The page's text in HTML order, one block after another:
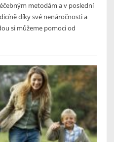
metodám a v poslední
díky své nenáročnosti a
si můžeme pomoci od